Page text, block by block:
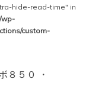
hide-read-time" in
wp-
custom-
８５０ ・